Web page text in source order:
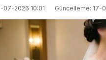
07-2026 10:01 Güncelleme: 17-